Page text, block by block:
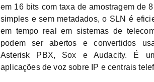
em 16 bits com taxa de amostragem de
simples e sem metadados, o SLN é
em tempo real em sistemas de
podem ser abertos e convertidos
Asterisk PBX, Sox e Audacity. É
aplicações de voz sobre IP e centrais